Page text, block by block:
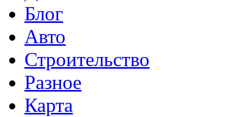
Блог
Авто
Строительство
Разное
Карта